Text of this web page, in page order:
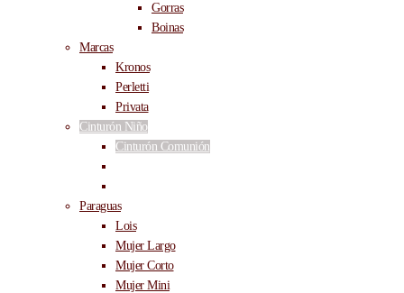
Gorras
Boinas
Marcas
Kronos
Perletti
Privata
Cinturón Niño
Cinturón Comunión
Paraguas
Lois
Mujer Largo
Mujer Corto
Mujer Mini